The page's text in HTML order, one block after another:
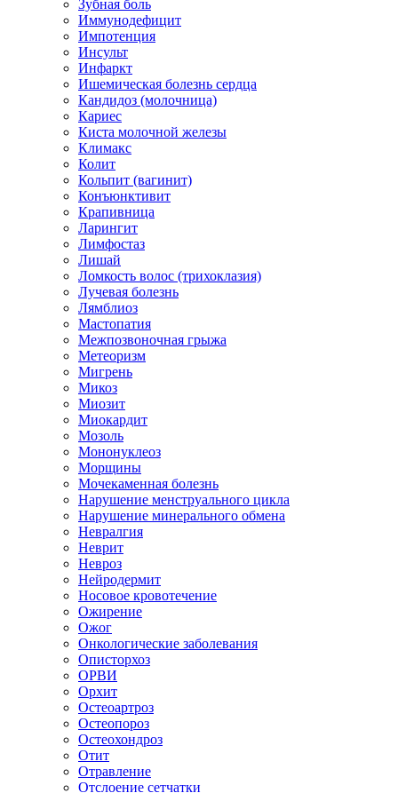
Зубная боль
Иммунодефицит
Импотенция
Инсульт
Инфаркт
Ишемическая болезнь сердца
Кандидоз (молочница)
Кариес
Киста молочной железы
Климакс
Колит
Кольпит (вагинит)
Конъюнктивит
Крапивница
Ларингит
Лимфостаз
Лишай
Ломкость волос (трихоклазия)
Лучевая болезнь
Лямблиоз
Мастопатия
Межпозвоночная грыжа
Метеоризм
Мигрень
Микоз
Миозит
Миокардит
Мозоль
Мононуклеоз
Морщины
Мочекаменная болезнь
Нарушение менструального цикла
Нарушение минерального обмена
Невралгия
Неврит
Невроз
Нейродермит
Носовое кровотечение
Ожирение
Ожог
Онкологические заболевания
Описторхоз
ОРВИ
Орхит
Остеоартроз
Остеопороз
Остеохондроз
Отит
Отравление
Отслоение сетчатки